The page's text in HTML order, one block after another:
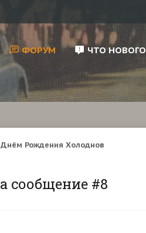
ФОРУМ ЧТО НОВОГО
Рождения Холоднов
сообщение #8